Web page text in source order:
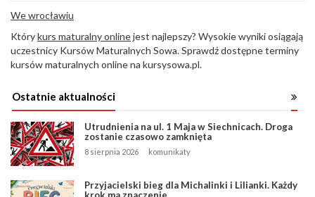
We wrocławiu
Którykurs maturalny onlinejest najlepszy? Wysokie wyniki osiągają
uczestnicy Kursów Maturalnych Sowa. Sprawdź dostępne terminy
kursów maturalnych online na kursysowa.pl.
Ostatnie aktualności
Utrudnienia na ul. 1 Maja w Siechnicach. Droga
zostanie czasowo zamknięta
8 sierpnia 2026 komunikaty
Przyjacielski bieg dla Michalinki i Lilianki. Każdy